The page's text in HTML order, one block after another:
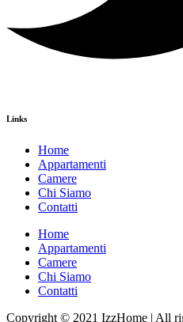
Links
Home
Appartamenti
Camere
Chi Siamo
Contatti
Home
Appartamenti
Camere
Chi Siamo
Contatti
Copyright © 2021 IzzHome | All